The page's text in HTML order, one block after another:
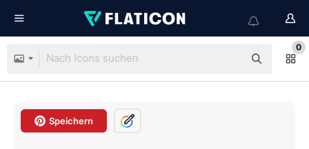
0
Speichern